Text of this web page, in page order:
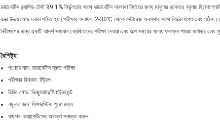
ডায়াবেটিস র‍্যাপিড টেস্ট 99.1% নির্ভুলতার সাথে ডায়াবেটিস অবস্থা নির্ণয়ের জন্য মানুষের রক্তের নমুনায়
যন্ত্র উভয় মোড দ্বারা পঠিত হয়।পরীক্ষার ফলাফল 2-30℃ থেকে স্টোরেজ অবস্থার সাথে নির্ভরযোগ্য এবং
নিরীক্ষণের জন্য একটি আদর্শ সমাধান।ব্যক্তিদের পরীক্ষা দেওয়া এবং অল্প সময়ের মধ্যে ফলাফল পাওয়া কার্যকর এবং
বৈশিষ্ট্য:
পণ্যের নাম: ডায়াবেটিস দ্রুত পরীক্ষা
পরীক্ষার বিন্যাস: স্ট্রিপ
রিডিং মোড: ভিজ্যুয়াল/ইনস্ট্রুমেন্ট
নমুনার ধরন: ফিঙ্গারস্টিক পুরো রক্ত
ফাংশন: ডায়াবেটিসের অবস্থা সনাক্ত করুন